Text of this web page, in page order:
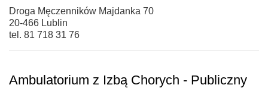
Droga Męczenników Majdanka 70
20-466 Lublin
tel. 81 718 31 76
Ambulatorium z Izbą Chorych - Publiczny